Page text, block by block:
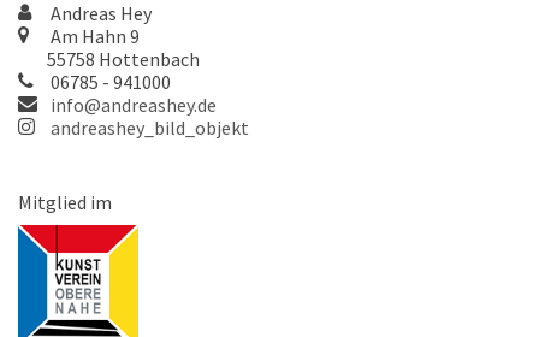
Andreas Hey
Am Hahn 9
55758 Hottenbach
06785 - 941000
info@andreashey.de
andreashey_bild_objekt
Mitglied im